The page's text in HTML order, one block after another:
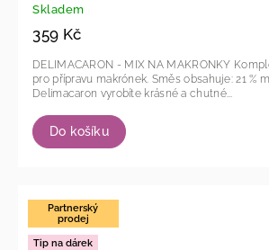
Skladem
359 Kč
Do košíku
DELIMACARON - MIX NA MAKRONKY Kompletní směs v prášku
pro přípravu makrónek. Směs obsahuje: 21 % mandlí. Díky směsi
Delimacaron vyrobíte krásné a chutné...
Partnerský
prodej
Tip na dárek